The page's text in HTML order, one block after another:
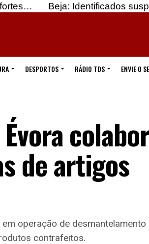
Beja: Identificados suspeitos de
DESPORTOS RÁDIO TDS ENVIE O
de artigos
operação de desmantelamento
contrafeitos.